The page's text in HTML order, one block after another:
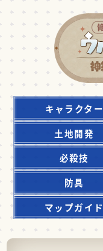
キャラクター
土地開発
必殺技
防具
マップガイド